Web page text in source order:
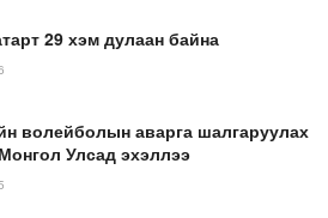
29 хэм дулаан байна
волейболын аварга шалгаруулах
Улсад эхэллээ